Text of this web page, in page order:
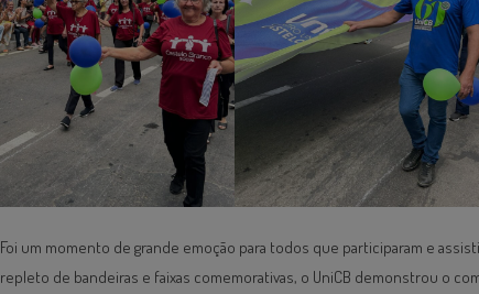
Foi um momento de grande emoção para todos que participaram e
repleto de bandeiras e faixas comemorativas, o UniCB demonstrou o